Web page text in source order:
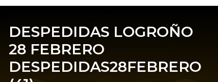
DESPEDIDAS LOGROÑO
28 FEBRERO
DESPEDIDAS28FEBRERO